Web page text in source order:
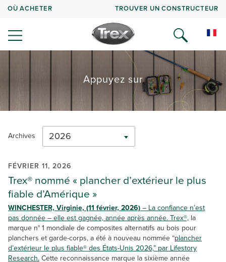
OÙ ACHETER TROUVER UN CONSTRUCTEUR
Appuyez sur
Archives 2026
FÉVRIER 11, 2026
Trex® nommé « plancher d’extérieur le plus
fiable d’Amérique »
WINCHESTER, Virginie, (11 février, 2026)– La confiance n’est
pas donnée – elle est gagnée, année après année.Trex®, la
marque n° 1 mondiale de composites alternatifs au bois pour
planchers et garde-corps, a été à nouveau nommée “plancher
d’extérieur le plus fiable® des États-Unis 2026,” par Lifestory
Research.Cette reconnaissance marque la sixième année